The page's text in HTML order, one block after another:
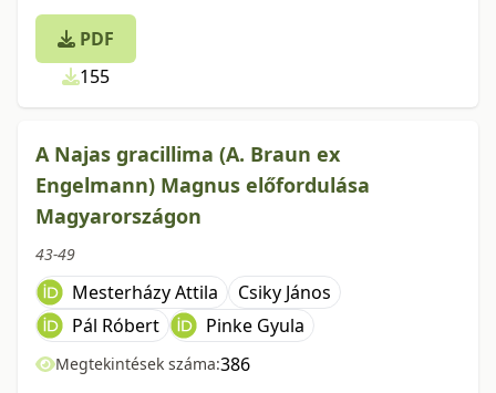
PDF
155
A Najas gracillima (A. Braun ex
Engelmann) Magnus előfordulása
Magyarországon
43-49
Mesterházy Attila
Csiky János
Pál Róbert
Pinke Gyula
Megtekintések száma:386